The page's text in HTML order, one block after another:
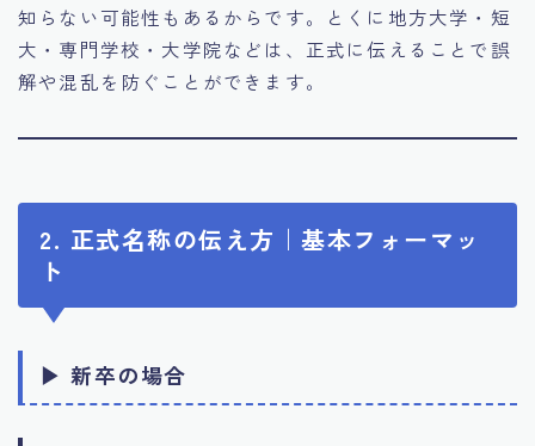
知らない可能性もあるからです。とくに地方大学・短
大・専門学校・大学院などは、正式に伝えることで誤
解や混乱を防ぐことができます。
2. 正式名称の伝え方｜基本フォーマッ
ト
▶ 新卒の場合